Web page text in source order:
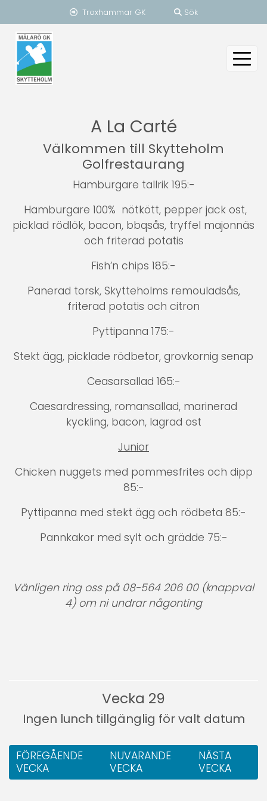
Troxhammar GK Sök
A La Carté
Välkommen till Skytteholm
Golfrestaurang
Hamburgare tallrik 195:-
Hamburgare 100% nötkött, pepper jack ost,
picklad rödlök, bacon, bbqsås, tryffel majonnäs
och friterad potatis
Fish’n chips 185:-
Panerad torsk, Skytteholms remouladsås,
friterad potatis och citron
Pyttipanna 175:-
Stekt ägg, picklade rödbetor, grovkornig senap
Ceasarsallad 165:-
Caesardressing, romansallad, marinerad
kyckling, bacon, lagrad ost
Junior
Chicken nuggets med pommesfrites och dipp
85:-
Pyttipanna med stekt ägg och rödbeta 85:-
Pannkakor med sylt och grädde 75:-
Vänligen ring oss på 08-564 206 00 (knappval
4) om ni undrar någonting
Vecka 29
Ingen lunch tillgänglig för valt datum
FÖREGÅENDE
VECKA
NUVARANDE
VECKA
NÄSTA
VECKA